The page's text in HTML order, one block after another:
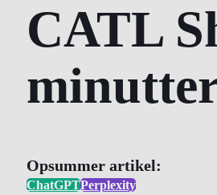
CATL
Opsummer artikel:
ChatGPTPerplexity